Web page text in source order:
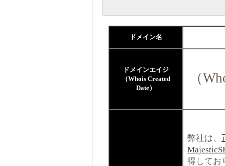
ドメイン名
ドメインエイジ
（Whois Created
Date）
（
弊社は、
得してお